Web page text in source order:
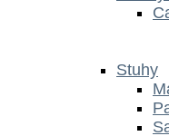
Stuhy